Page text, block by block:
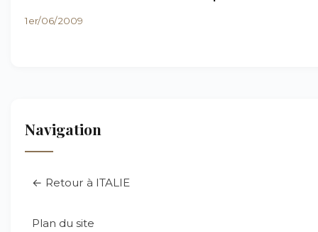
1er/06/2009
Navigation
← Retour à ITALIE
Plan du site